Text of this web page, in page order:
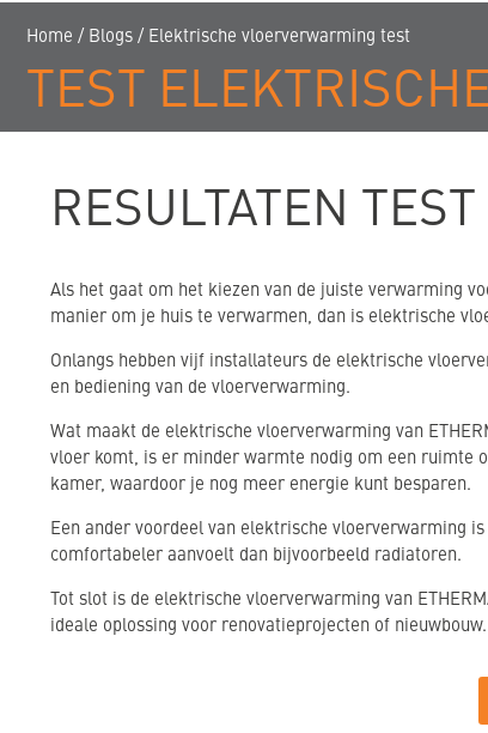
Home / Blogs / Elektrische vloerverwarming test
TEST
RESULTATEN
Als het gaat om het kiezen van de juiste verwarming
manier om je huis te verwarmen, dan is elektrische
Onlangs hebben vijf installateurs de elektrische
en bediening van de vloerverwarming.
Wat maakt de elektrische vloerverwarming van
vloer komt, is er minder warmte nodig om een ruimte
kamer, waardoor je nog meer energie kunt besparen.
Een ander voordeel van elektrische vloerverwarming
comfortabeler aanvoelt dan bijvoorbeeld radiatoren.
Tot slot is de elektrische vloerverwarming van
ideale oplossing voor renovatieprojecten of nieuwbouw.